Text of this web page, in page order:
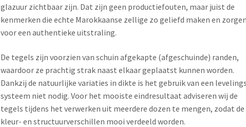
glazuur zichtbaar zijn. Dat zijn geen productiefouten, maar juist de
kenmerken die echte Marokkaanse zellige zo geliefd maken en
voor een authentieke uitstraling.
De tegels zijn voorzien van schuin afgekapte (afgeschuinde) randen,
waardoor ze prachtig strak naast elkaar geplaatst kunnen worden.
Dankzij de natuurlijke variaties in dikte is het gebruik van een
systeem niet nodig. Voor het mooiste eindresultaat adviseren wij de
tegels tijdens het verwerken uit meerdere dozen te mengen, zodat de
kleur- en structuurverschillen mooi verdeeld worden.